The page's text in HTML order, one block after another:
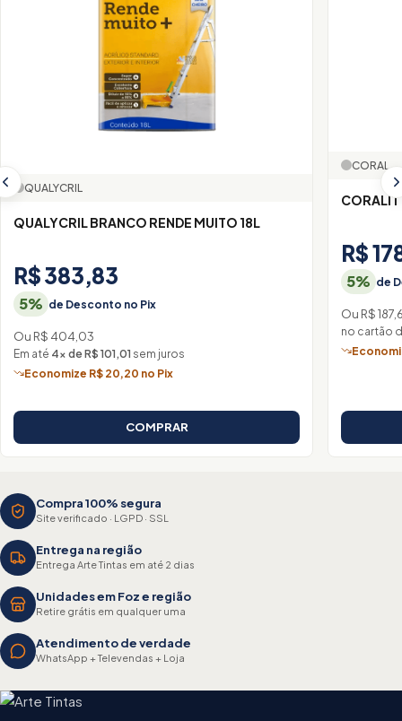
QUALYCRIL
QUALYCRIL BRANCO RENDE MUITO 18L
R$ 383,83
5% de Desconto no Pix
Ou R$ 404,03
Em até 4× de R$ 101,01 sem juros
Economize R$ 20,20 no Pix
COMPRAR
CORAL
R$
5% de
Ou R$
no cartão
Compra 100% segura
Site verificado · LGPD · SSL
Entrega na região
Entrega Arte Tintas em até 2 dias
Unidades em Foz e região
Retire grátis em qualquer uma
Atendimento de verdade
WhatsApp + Televendas + Loja